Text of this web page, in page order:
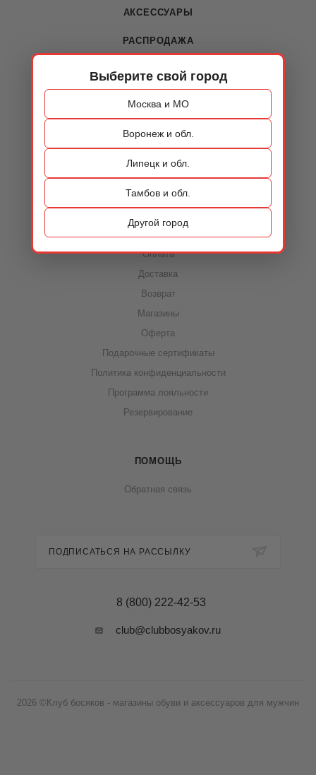
Выберите свой город
Москва и МО
Воронеж и обл.
Липецк и обл.
Тамбов и обл.
Другой город
АКСЕССУАРЫ
РАСПРОДАЖА
О КОМПАНИИ
О компании
Новости
ИНФОРМАЦИЯ
Акции
Оплата
Доставка
Возврат
Магазины
Оферта
Подарочные сертификаты
Политика конфиденциальности
Программа лояльности
Резервирование
ПОМОЩЬ
Обратная связь
ПОДПИСАТЬСЯ НА РАССЫЛКУ
8 (800) 222-42-53
club@clubbosyakov.ru
2026 ©Клуб босяков - магазины обуви и аксессуаров для мужчин